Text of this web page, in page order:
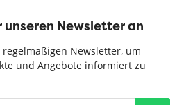
unseren Newsletter an
Newsletter, um
und Angebote informiert zu